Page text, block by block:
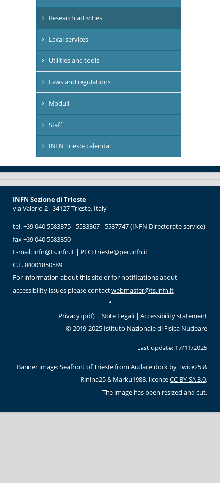
Research activities
Local services
Utilities and tools
Laws and regulations
Moduli
Staff
INFN Trieste calendar
INFN Sezione di Trieste
via Valerio 2 - 34127 Trieste, Italy
tel. +39 040 5583375 - 5583367 - 5587747 (INFN Directorate service)
fax +39 040 5583350
E-mail: infn@ts.infn.it| PEC:trieste@pec.infn.it
C.F. 84001850589
For information about this site or for notifications about
accessibility issues please contactwebmaster@ts.infn.it
Privacy (pdf) | Note Legali |Accessibility statement
© 2019-2025 Istituto Nazionale di Fisica Nucleare
Last update: 17/11/2025
Banner image:Seafront of Trieste from Audace dock by Twice25 &
Rinina25 & Marku1988, licenceCC BY-SA 3.0.
The image has been resized and cut.